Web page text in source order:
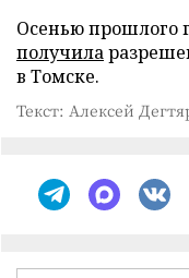
Осенью прошлого
получила
в Томске.
Текст: Алексей